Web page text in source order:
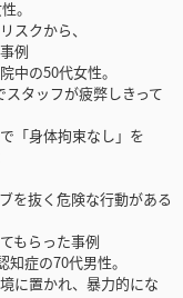
。
から、
例
の50代女性。
フが疲弊しきって
身体拘束なし」を
危険な行動がある
った事例
症の70代男性。
れ、暴力的にな